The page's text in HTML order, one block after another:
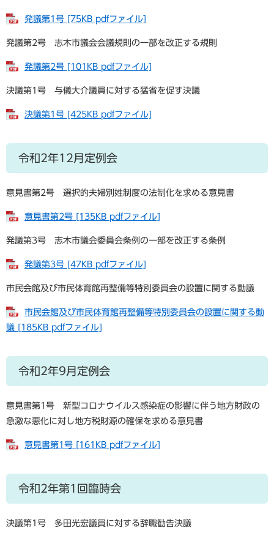
発議第1号 [75KB pdfファイル]
発議第2号 志木市議会会議規則の一部を改正する規則
発議第2号 [101KB pdfファイル]
決議第1号 与儀大介議員に対する猛省を促す決議
決議第1号 [425KB pdfファイル]
令和2年12月定例会
意見書第2号 選択的夫婦別姓制度の法制化を求める意見書
意見書第2号 [135KB pdfファイル]
発議第3号 志木市議会委員会条例の一部を改正する条例
発議第3号 [47KB pdfファイル]
市民会館及び市民体育館再整備等特別委員会の設置に関する動議
市民会館及び市民体育館再整備等特別委員会の設置に関する動
議 [185KB pdfファイル]
令和2年9月定例会
意見書第1号 新型コロナウイルス感染症の影響に伴う地方財政の
急激な悪化に対し地方税財源の確保を求める意見書
意見書第1号 [161KB pdfファイル]
令和2年第1回臨時会
決議第1号 多田光宏議員に対する辞職勧告決議